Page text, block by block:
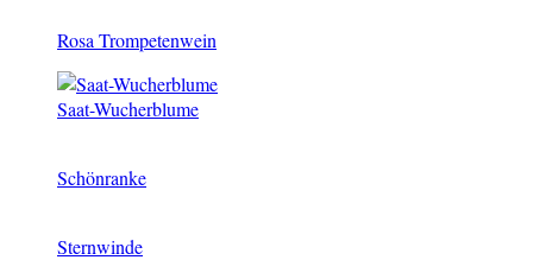
Rosa Trompetenwein
Saat-Wucherblume
Schönranke
Sternwinde